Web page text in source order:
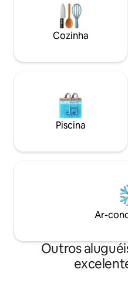
pensado para oferecer
tranquilidade e romance.
com um momento de
longe da agitação diária.
Cozinha
Piscina
Ar-
Outros